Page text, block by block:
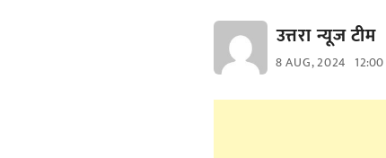
उत्तरा न्यूज टीम
8 AUG, 2024